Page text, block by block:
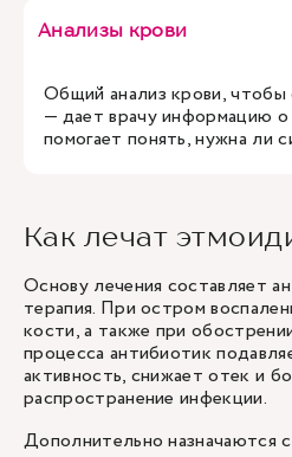
Анализы крови
Общий анализ крови, чтобы
— дает врачу информацию
помогает понять, нужна ли
Как лечат
Основу лечения составляет
терапия. При остром
кости, а также при
процесса антибиотик
активность, снижает отек и
распространение инфекции.
Дополнительно назначаются